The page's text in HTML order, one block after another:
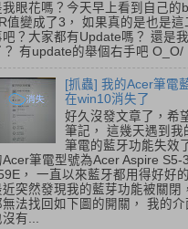
我眼花嗎？今天早上看到自己的
值變成了3， 如果真的是也是這
吧？大家都有Update嗎？ 還是
？ 有update的舉個右手吧 O_O/
[抓蟲] 我的Acer筆電
在win10消失了
好久沒發文章了，希
筆記， 這幾天遇到我
筆電的藍牙功能失效
Acer筆電型號為Acer Aspire S5-
， 一直以來藍牙都用得好好
近突然發現我的藍芽功能被關閉
無法找回如下圖的開關， 我的介
有...